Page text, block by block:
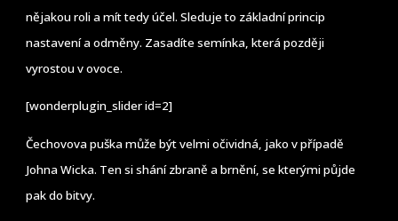
nějakou roli a mít tedy účel. Sleduje to základní princip
nastavení a odměny. Zasadíte semínka, která později
vyrostou v ovoce.
[wonderplugin_slider id=2]
Čechovova puška může být velmi očividná, jako v případě
Johna Wicka. Ten si shání zbraně a brnění, se kterými půjde
pak do bitvy.